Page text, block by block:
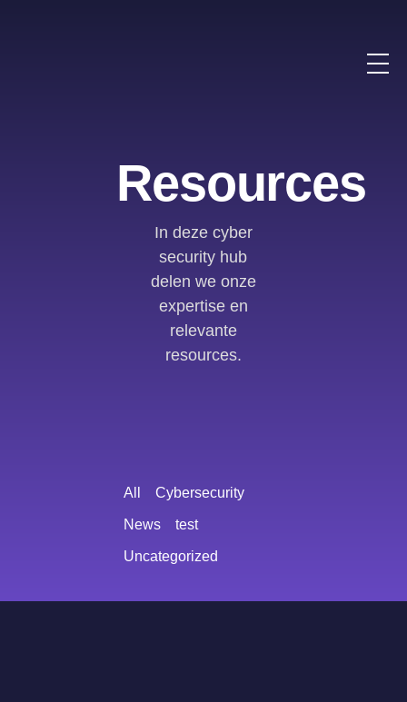
Resources
In deze cyber
security hub
delen we onze
expertise en
relevante
resources.
Cybersecurity
News test
Uncategorized
All